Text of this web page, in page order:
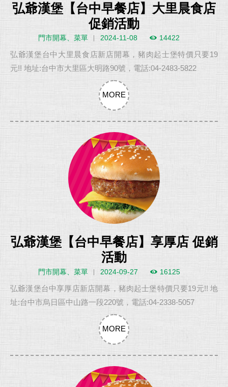
弘爺漢堡【台中早餐店】大里晨食店
促銷活動
門市開幕、菜單 2024-11-08 14422
弘爺漢堡台中大里晨食店新店開幕，豬肉起士堡特價只要19
元!! 地址:台中市大里區大明路90號，電話:04-2483-5822
MORE
弘爺漢堡【台中早餐店】享厚店 促銷
活動
門市開幕、菜單 2024-09-27 16125
弘爺漢堡台中享厚店新店開幕，豬肉起士堡特價只要19元!! 地
址:台中市烏日區中山路一段220號，電話:04-2338-5057
MORE